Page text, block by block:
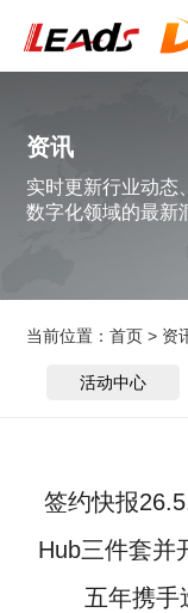
资讯
实时更新行业动态
数字化领域的最新
当前位置：首页 > 资
活动中心
签约快报
Hub三件套并
五年携手